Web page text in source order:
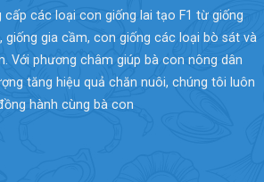
cấp các loại con giống lai tạo F1 từ giống
giống gia cầm, con giống các loại bò sát và
Với phương châm giúp bà con nông dân
tăng hiệu quả chăn nuôi, chúng tôi luôn
hành cùng bà con